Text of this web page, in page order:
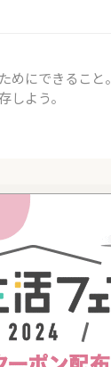
めにできること。
しよう。